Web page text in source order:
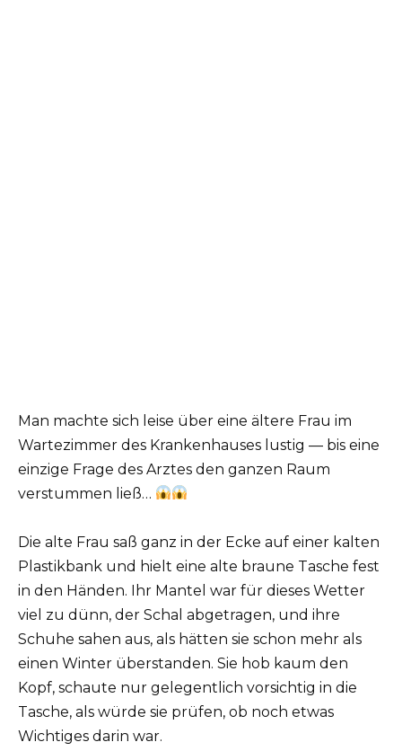
Man machte sich leise über eine ältere Frau im
Wartezimmer des Krankenhauses lustig — bis eine
einzige Frage des Arztes den ganzen Raum
verstummen ließ…
Die alte Frau saß ganz in der Ecke auf einer kalten
Plastikbank und hielt eine alte braune Tasche fest
in den Händen. Ihr Mantel war für dieses Wetter
viel zu dünn, der Schal abgetragen, und ihre
Schuhe sahen aus, als hätten sie schon mehr als
einen Winter überstanden. Sie hob kaum den
Kopf, schaute nur gelegentlich vorsichtig in die
Tasche, als würde sie prüfen, ob noch etwas
Wichtiges darin war.